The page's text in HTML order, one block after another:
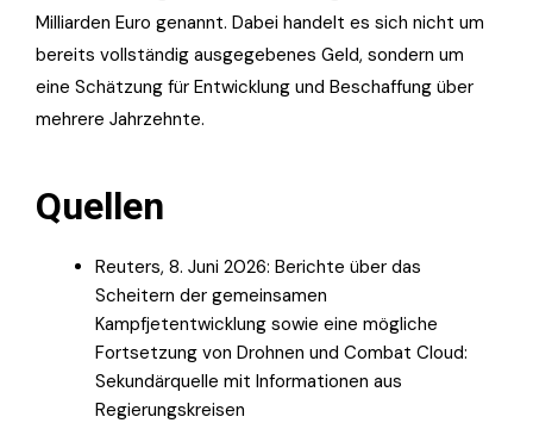
Milliarden Euro genannt. Dabei handelt es sich nicht um
bereits vollständig ausgegebenes Geld, sondern um
eine Schätzung für Entwicklung und Beschaffung über
mehrere Jahrzehnte.
Quellen
Reuters, 8. Juni 2026: Berichte über das
Scheitern der gemeinsamen
Kampfjetentwicklung sowie eine mögliche
Fortsetzung von Drohnen und Combat Cloud:
Sekundärquelle mit Informationen aus
Regierungskreisen